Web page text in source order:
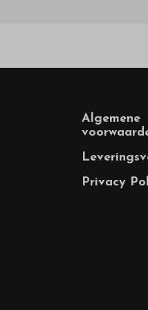
Footer
Algemene
Privacy